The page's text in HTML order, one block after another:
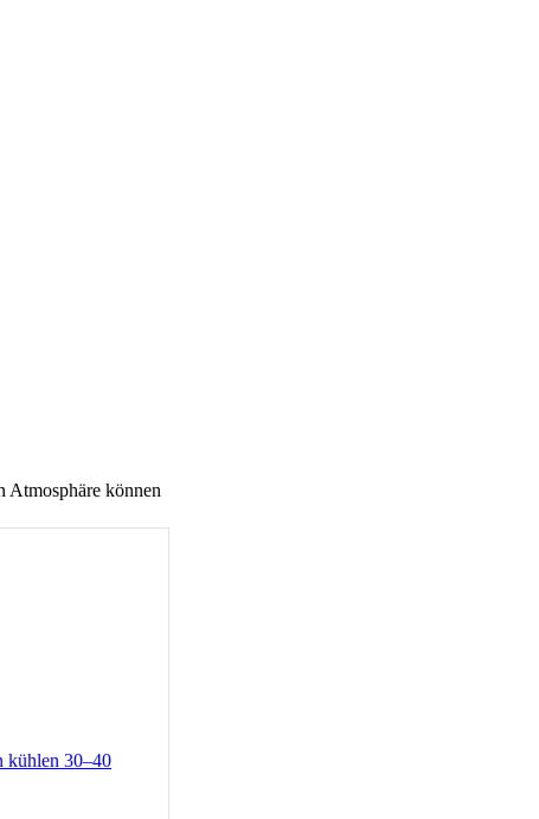
Atmosphäre können